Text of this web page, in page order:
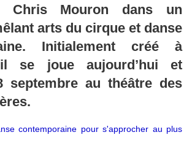
Chris Mouron dans un
arts du cirque et danse
Initialement créé à
se joue aujourd’hui et
septembre au théâtre des
contemporaine pour s'approcher au plus